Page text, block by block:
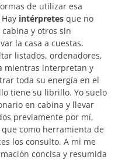
de utilizar esa
intérpretes que no
y otros sin
la casa a cuestas.
listados, ordenadores,
mientras interpretan y
toda su energía en el
tiene su librillo. Yo suelo
en cabina y llevar
previamente por mí,
como herramienta de
los consulto. A mi me
concisa y resumida